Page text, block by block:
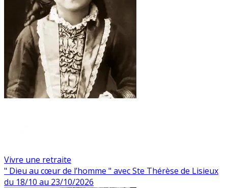
Vivre une retraite
" Dieu au cœur de l’homme " avec Ste Thérèse de Lisieux
du 18/10 au 23/10/2026